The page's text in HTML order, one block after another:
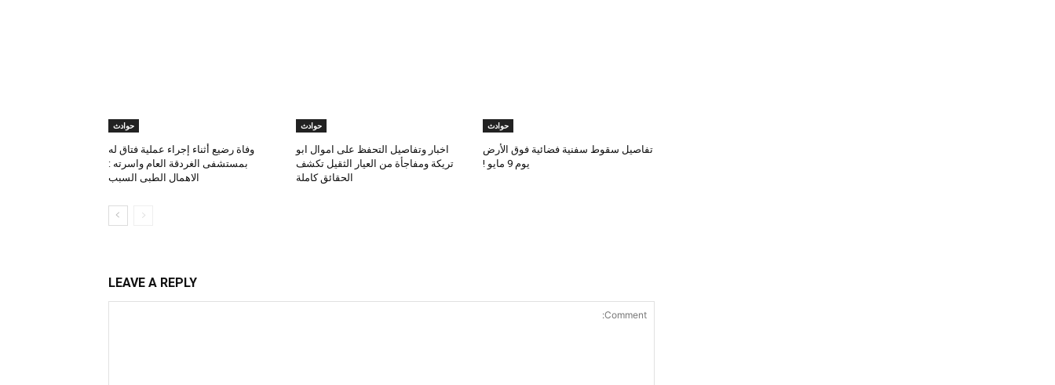
حوادث
تفاصيل سقوط سفنية فضائية فوق الأرض
يوم 9 مايو !
حوادث
اخبار وتفاصيل التحفظ على اموال ابو
تريكة ومفاجأة من العيار الثقيل تكشف
الحقائق كاملة
حوادث
وفاة رضيع أثناء إجراء عملية فتاق له
بمستشفى الغردقة العام واسرته :
الاهمال الطبى السبب
LEAVE A REPLY